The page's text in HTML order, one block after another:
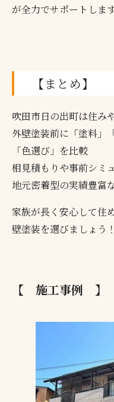
が全力でサポートしま
【まとめ】
吹田市日の出町は住み
外壁塗装前に「塗料」
「色選び」を比較
相見積もりや事前シミ
地元密着型の実績豊富
家族が長く安心して住
壁塗装を選びましょう！
【 施工事例 】